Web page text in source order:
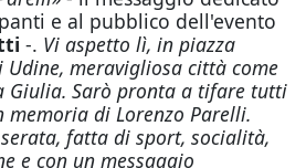
e al pubblico dell'evento
-. Vi aspetto lì, in piazza
Udine, meravigliosa città come
Giulia. Sarò pronta a tifare tutti
memoria di Lorenzo Parelli.
fatta di sport, socialità,
e con un messaggio